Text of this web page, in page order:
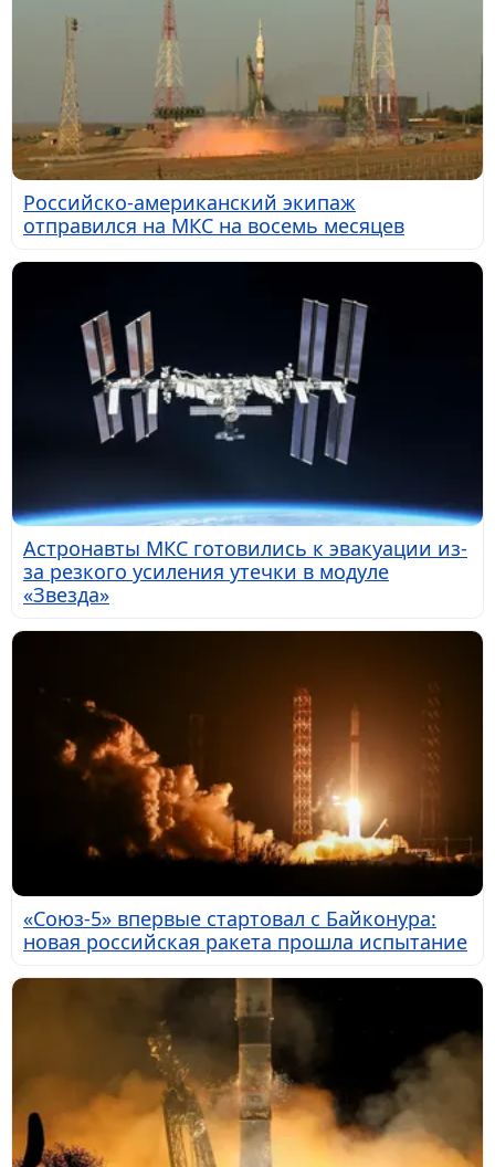
Российско-американский экипаж
отправился на МКС на восемь месяцев
Астронавты МКС готовились к эвакуации из-
за резкого усиления утечки в модуле
«Звезда»
«Союз-5» впервые стартовал с Байконура:
новая российская ракета прошла испытание